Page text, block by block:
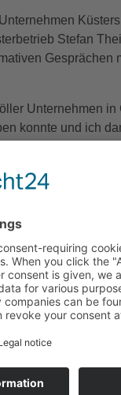
Stefan
Gesprächen
Unternehmen
konnte und ich
Grefrather
(WFG). Ziel ist